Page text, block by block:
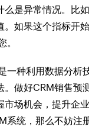
么是异常情况。比
如果这个指标开
。
一种利用数据分析
。做好CRM销售预
市场机会，提升企
系统，那么不妨注